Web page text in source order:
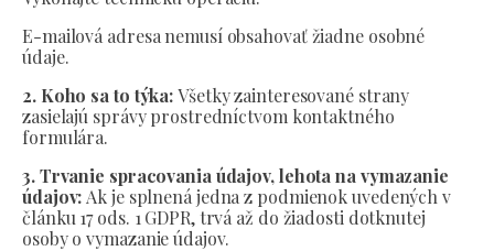
E-mailová adresa nemusí obsahovať žiadne osobné
údaje.
2. Koho sa to týka:Všetky zainteresované strany
zasielajú správy prostredníctvom kontaktného
formulára.
3. Trvanie spracovania údajov, lehota na vymazanie
údajov: Ak je splnená jedna z podmienok uvedených v
článku 17 ods. 1 GDPR, trvá až do žiadosti dotknutej
osoby o vymazanie údajov.